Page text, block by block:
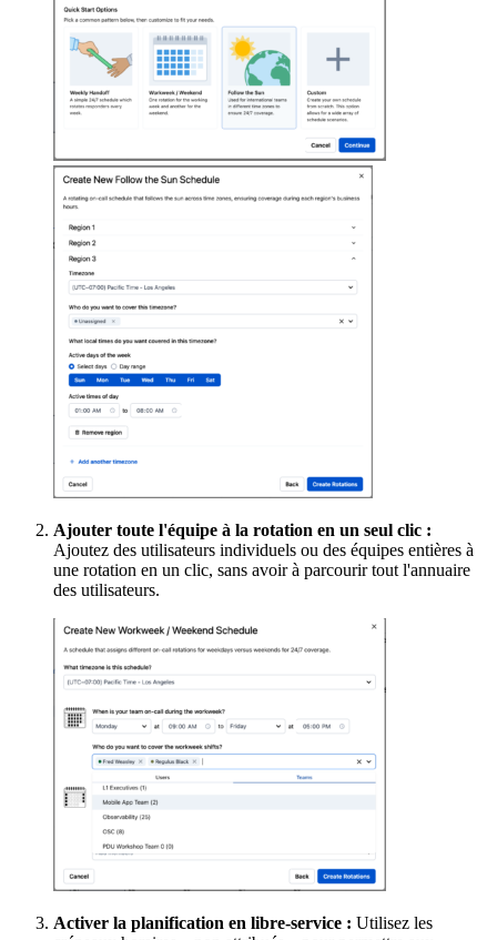
Ajouter toute l'équipe à la rotation en un seul clic :
Ajoutez des utilisateurs individuels ou des équipes entières à
une rotation en un clic, sans avoir à parcourir tout l'annuaire
des utilisateurs.
Activer la planification en libre-service : Utilisez les